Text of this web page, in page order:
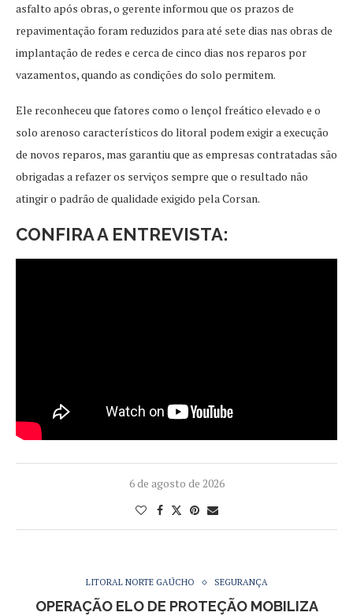
asfalto após obras, o gerente informou que os prazos de
repavimentação foram reduzidos para até sete dias nas obras de
implantação de redes e cerca de cinco dias nos reparos por
vazamentos, quando as condições do solo permitem.
Ele reconheceu que fatores como o lençol freático elevado e o
solo arenoso característicos do litoral podem exigir a execução
de novos reparos, mas garantiu que as empresas contratadas são
obrigadas a refazer os serviços sempre que o resultado não
atingir o padrão de qualidade exigido pela Corsan.
CONFIRA A ENTREVISTA:
6 de agosto de 2026
LITORAL NORTE GAÚCHO SEGURANÇA
OPERAÇÃO ELO DE PROTEÇÃO MOBILIZA